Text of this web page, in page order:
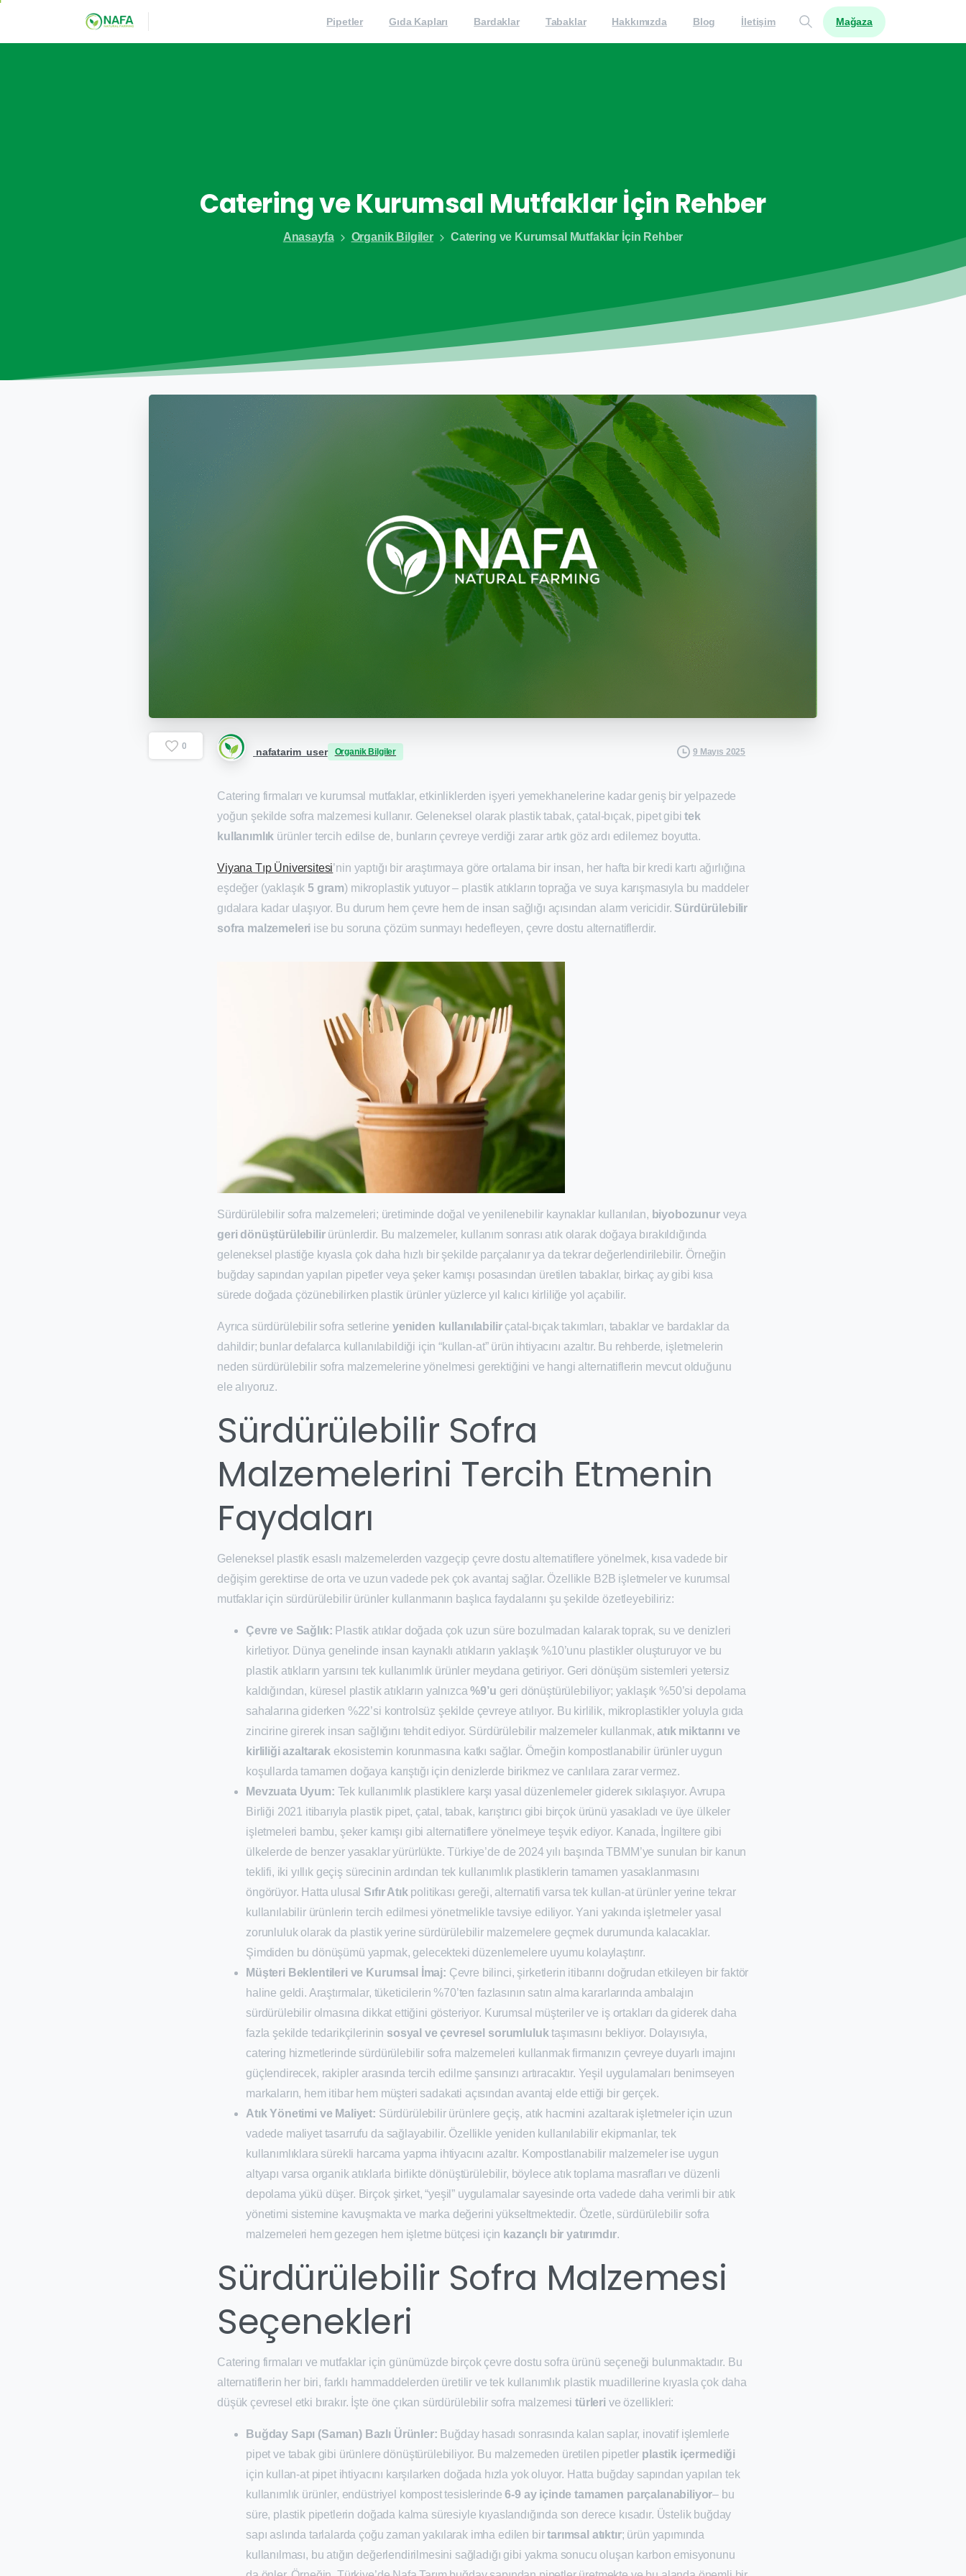
Pipetler Gıda Kapları Bardaklar Tabaklar Hakkımızda Blog İletişim Mağaza
CateringveKurumsal Mutfaklarİçin Rehber
Anasayfa Organik Bilgiler Catering ve Kurumsal Mutfaklar İçin Rehber
0 nafatarim_user Organik Bilgiler 9 Mayıs 2025
Catering firmaları ve kurumsal mutfaklar, etkinliklerden işyeri yemekhanelerine kadar geniş bir yelpazede
yoğun şekilde sofra malzemesi kullanır. Geleneksel olarak plastik tabak, çatal-bıçak, pipet gibitek
kullanımlık ürünler tercih edilse de, bunların çevreye verdiği zarar artık göz ardı edilemez boyutta.
Viyana Tıp Üniversitesi’nin yaptığı bir araştırmaya göre ortalama bir insan, her hafta bir kredi kartı ağırlığına
eşdeğer (yaklaşık 5 gram) mikroplastik yutuyor – plastik atıkların toprağa ve suya karışmasıyla bu maddeler
gıdalara kadar ulaşıyor. Bu durum hem çevre hem de insan sağlığı açısından alarm vericidir. Sürdürülebilir
sofra malzemeleri ise bu soruna çözüm sunmayı hedefleyen, çevre dostu alternatiflerdir.
Sürdürülebilir sofra malzemeleri; üretiminde doğal ve yenilenebilir kaynaklar kullanılan, biyobozunurveya
geri dönüştürülebilirürünlerdir. Bu malzemeler, kullanım sonrası atık olarak doğaya bırakıldığında
geleneksel plastiğe kıyasla çok daha hızlı bir şekilde parçalanır ya da tekrar değerlendirilebilir. Örneğin
buğday sapından yapılan pipetler veya şeker kamışı posasından üretilen tabaklar, birkaç ay gibi kısa
sürede doğada çözünebilirken plastik ürünler yüzlerce yıl kalıcı kirliliğe yol açabilir.
Ayrıca sürdürülebilir sofra setlerine yeniden kullanılabilirçatal-bıçak takımları, tabaklar ve bardaklar da
dahildir; bunlar defalarca kullanılabildiği için “kullan-at” ürün ihtiyacını azaltır. Bu rehberde, işletmelerin
neden sürdürülebilir sofra malzemelerine yönelmesi gerektiğini ve hangi alternatiflerin mevcut olduğunu
ele alıyoruz.
Sürdürülebilir Sofra
Malzemelerini Tercih Etmenin
Faydaları
Geleneksel plastik esaslı malzemelerden vazgeçip çevre dostu alternatiflere yönelmek, kısa vadede bir
değişim gerektirse de orta ve uzun vadede pek çok avantaj sağlar. Özellikle B2B işletmeler ve kurumsal
mutfaklar için sürdürülebilir ürünler kullanmanın başlıca faydalarını şu şekilde özetleyebiliriz:
Çevre ve Sağlık: Plastik atıklar doğada çok uzun süre bozulmadan kalarak toprak, su ve denizleri
kirletiyor. Dünya genelinde insan kaynaklı atıkların yaklaşık %10’unu plastikler oluşturuyor ve bu
plastik atıkların yarısını tek kullanımlık ürünler meydana getiriyor. Geri dönüşüm sistemleri yetersiz
kaldığından, küresel plastik atıkların yalnızca%9’u geri dönüştürülebiliyor; yaklaşık %50’si depolama
sahalarına giderken %22’si kontrolsüz şekilde çevreye atılıyor. Bu kirlilik, mikroplastikler yoluyla gıda
zincirine girerek insan sağlığını tehdit ediyor. Sürdürülebilir malzemeler kullanmak,atık miktarını ve
kirliliği azaltarak ekosistemin korunmasına katkı sağlar. Örneğin kompostlanabilir ürünler uygun
koşullarda tamamen doğaya karıştığı için denizlerde birikmez ve canlılara zarar vermez.
Mevzuata Uyum: Tek kullanımlık plastiklere karşı yasal düzenlemeler giderek sıkılaşıyor. Avrupa
Birliği 2021 itibarıyla plastik pipet, çatal, tabak, karıştırıcı gibi birçok ürünü yasakladı ve üye ülkeler
işletmeleri bambu, şeker kamışı gibi alternatiflere yönelmeye teşvik ediyor. Kanada, İngiltere gibi
ülkelerde de benzer yasaklar yürürlükte. Türkiye’de de 2024 yılı başında TBMM’ye sunulan bir kanun
teklifi, iki yıllık geçiş sürecinin ardından tek kullanımlık plastiklerin tamamen yasaklanmasını
öngörüyor. Hatta ulusal Sıfır Atık politikası gereği, alternatifi varsa tek kullan-at ürünler yerine tekrar
kullanılabilir ürünlerin tercih edilmesi yönetmelikle tavsiye ediliyor. Yani yakında işletmeler yasal
zorunluluk olarak da plastik yerine sürdürülebilir malzemelere geçmek durumunda kalacaklar.
Şimdiden bu dönüşümü yapmak, gelecekteki düzenlemelere uyumu kolaylaştırır.
Müşteri Beklentileri ve Kurumsal İmaj: Çevre bilinci, şirketlerin itibarını doğrudan etkileyen bir faktör
haline geldi. Araştırmalar, tüketicilerin %70’ten fazlasının satın alma kararlarında ambalajın
sürdürülebilir olmasına dikkat ettiğini gösteriyor. Kurumsal müşteriler ve iş ortakları da giderek daha
fazla şekilde tedarikçilerinin sosyal ve çevresel sorumluluk taşımasını bekliyor. Dolayısıyla,
catering hizmetlerinde sürdürülebilir sofra malzemeleri kullanmak firmanızın çevreye duyarlı imajını
güçlendirecek, rakipler arasında tercih edilme şansınızı artıracaktır. Yeşil uygulamaları benimseyen
markaların, hem itibar hem müşteri sadakati açısından avantaj elde ettiği bir gerçek.
Atık Yönetimi ve Maliyet: Sürdürülebilir ürünlere geçiş, atık hacmini azaltarak işletmeler için uzun
vadede maliyet tasarrufu da sağlayabilir. Özellikle yeniden kullanılabilir ekipmanlar, tek
kullanımlıklara sürekli harcama yapma ihtiyacını azaltır. Kompostlanabilir malzemeler ise uygun
altyapı varsa organik atıklarla birlikte dönüştürülebilir, böylece atık toplama masrafları ve düzenli
depolama yükü düşer. Birçok şirket, “yeşil” uygulamalar sayesinde orta vadede daha verimli bir atık
yönetimi sistemine kavuşmakta ve marka değerini yükseltmektedir. Özetle, sürdürülebilir sofra
malzemeleri hem gezegen hem işletme bütçesi için kazançlı bir yatırımdır.
Sürdürülebilir Sofra Malzemesi
Seçenekleri
Catering firmaları ve mutfaklar için günümüzde birçok çevre dostu sofra ürünü seçeneği bulunmaktadır. Bu
alternatiflerin her biri, farklı hammaddelerden üretilir ve tek kullanımlık plastik muadillerine kıyasla çok daha
düşük çevresel etki bırakır. İşte öne çıkan sürdürülebilir sofra malzemesi türlerive özellikleri:
Buğday Sapı (Saman) Bazlı Ürünler: Buğday hasadı sonrasında kalan saplar, inovatif işlemlerle
pipet ve tabak gibi ürünlere dönüştürülebiliyor. Bu malzemeden üretilen pipetler plastik içermediği
için kullan-at pipet ihtiyacını karşılarken doğada hızla yok oluyor. Hatta buğday sapından yapılan tek
kullanımlık ürünler, endüstriyel kompost tesislerinde6-9 ay içinde tamamen parçalanabiliyor– bu
süre, plastik pipetlerin doğada kalma süresiyle kıyaslandığında son derece kısadır. Üstelik buğday
sapı aslında tarlalarda çoğu zaman yakılarak imha edilen birtarımsal atıktır; ürün yapımında
kullanılması, bu atığın değerlendirilmesini sağladığı gibi yakma sonucu oluşan karbon emisyonunu